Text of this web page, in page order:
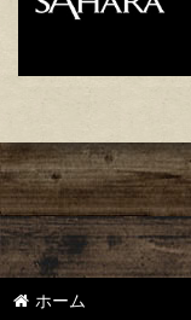
ホーム